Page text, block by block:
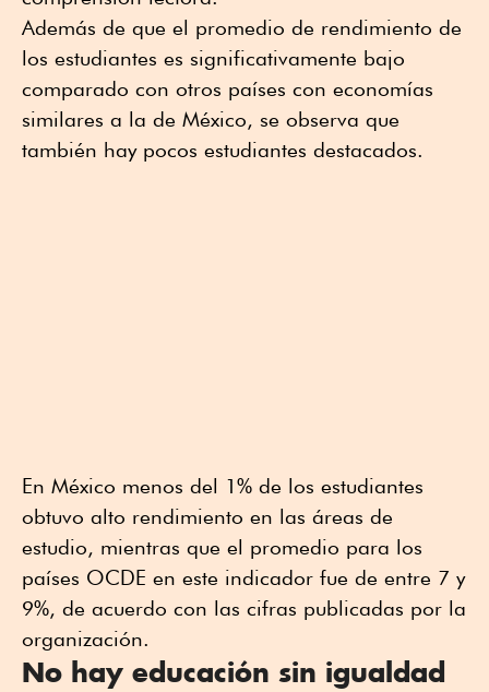
Además de que el promedio de rendimiento de
los estudiantes es significativamente bajo
comparado con otros países con economías
similares a la de México, se observa que
también hay pocos estudiantes destacados.
En México menos del 1% de los estudiantes
obtuvo alto rendimiento en las áreas de
estudio, mientras que el promedio para los
países OCDE en este indicador fue de entre 7 y
9%, de acuerdo con las cifras publicadas por la
organización.
No hay educación sin igualdad